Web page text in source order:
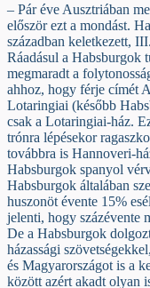
– Pár éve Ausztriában
először ezt a mondást.
században keletkezett,
Ráadásul a Habsburgok
megmaradt a
ahhoz, hogy férje címét
Lotaringiai (később
csak a Lotaringiai-ház.
trónra lépésekor
továbbra is Hannoveri-
Habsburgok spanyol
Habsburgok általában
huszonöt évente 15%
jelenti, hogy százévente
De a Habsburgok
házassági
és Magyarországot is a
között azért akadt olyan